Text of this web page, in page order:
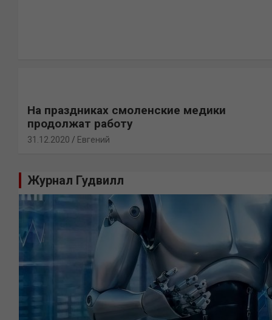
На праздниках смоленские медики
продолжат работу
31.12.2020 Евгений
Журнал Гудвилл